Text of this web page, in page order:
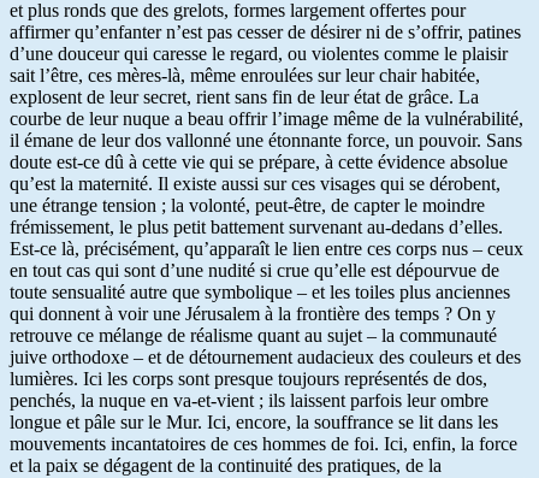
et plus ronds que des grelots, formes largement offertes pour
affirmer qu’enfanter n’est pas cesser de désirer ni de s’offrir, patines
d’une douceur qui caresse le regard, ou violentes comme le plaisir
sait l’être, ces mères-là, même enroulées sur leur chair habitée,
explosent de leur secret, rient sans fin de leur état de grâce. La
courbe de leur nuque a beau offrir l’image même de la vulnérabilité,
il émane de leur dos vallonné une étonnante force, un pouvoir. Sans
doute est-ce dû à cette vie qui se prépare, à cette évidence absolue
qu’est la maternité. Il existe aussi sur ces visages qui se dérobent,
une étrange tension ; la volonté, peut-être, de capter le moindre
frémissement, le plus petit battement survenant au-dedans d’elles.
Est-ce là, précisément, qu’apparaît le lien entre ces corps nus – ceux
en tout cas qui sont d’une nudité si crue qu’elle est dépourvue de
toute sensualité autre que symbolique – et les toiles plus anciennes
qui donnent à voir une Jérusalem à la frontière des temps ? On y
retrouve ce mélange de réalisme quant au sujet – la communauté
juive orthodoxe – et de détournement audacieux des couleurs et des
lumières. Ici les corps sont presque toujours représentés de dos,
penchés, la nuque en va-et-vient ; ils laissent parfois leur ombre
longue et pâle sur le Mur. Ici, encore, la souffrance se lit dans les
mouvements incantatoires de ces hommes de foi. Ici, enfin, la force
et la paix se dégagent de la continuité des pratiques, de la